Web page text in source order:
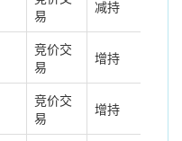
易
减持
竞价交
易
增持
竞价交
易
增持